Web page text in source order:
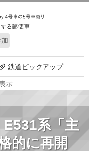
示
鉄道ピックアップ
路線探訪
サイトについて
系「主
的に再開